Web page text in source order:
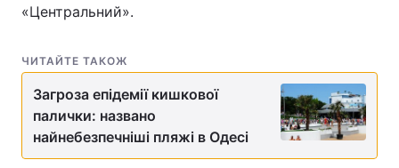
«Центральний».
ЧИТАЙТЕ ТАКОЖ
Загроза епідемії кишкової
палички: названо
найнебезпечніші пляжі в Одесі